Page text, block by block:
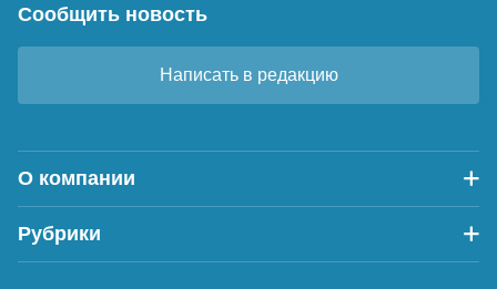
Сообщить новость
Написать в редакцию
О компании
Рубрики